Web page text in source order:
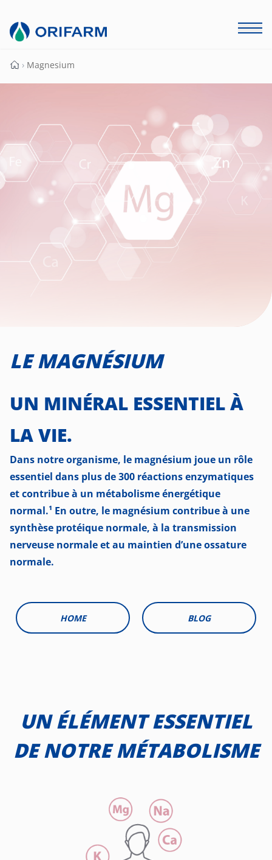
Page d'accueil
› Magnesium
LE MAGNÉSIUM
UN MINÉRAL ESSENTIELÀ
LA VIE.
Dans notre organisme, le magnésium joue un rôle
essentiel dans plus de 300 réactions enzymatiques
et contribue à un métabolisme énergétique
normal.¹ En outre, le magnésium contribue à une
synthèse protéique normale, à la transmission
nerveuse normale et au maintien d’une ossature
normale.
HOME BLOG
UN ÉLÉMENT ESSENTIEL
DE NOTRE MÉTABOLISME